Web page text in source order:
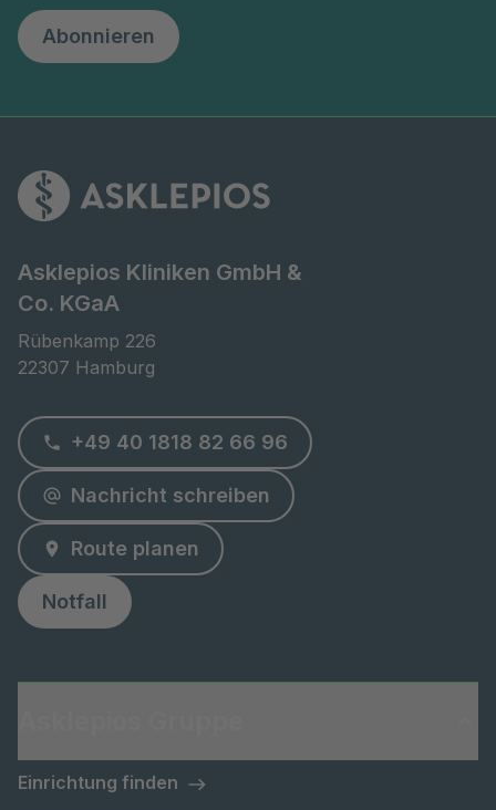
Abonnieren
Asklepios Kliniken GmbH &
Co. KGaA
Rübenkamp 226
22307 Hamburg
+49 40 1818 82 66 96
Nachricht schreiben
Route planen
Notfall
Einrichtung finden